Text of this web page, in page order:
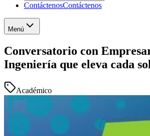
ContáctenosContáctenos
Menú
Conversatorio con
Ingeniería que eleva cada
Académico